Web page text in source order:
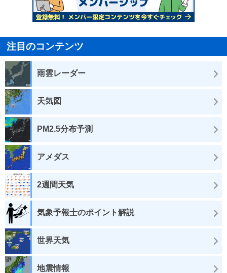
注目のコンテンツ
雨雲レーダー
天気図
PM2.5分布予測
アメダス
2週間天気
気象予報士のポイント解説
世界天気
地震情報